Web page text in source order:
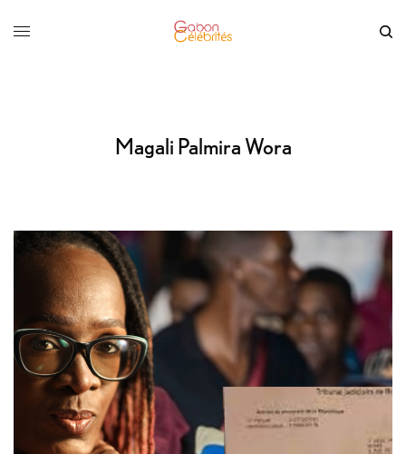
Magali Palmira Wora